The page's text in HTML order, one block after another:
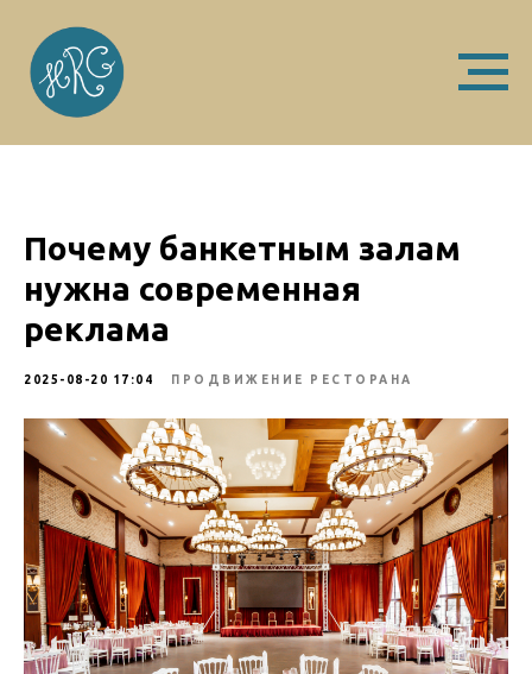
Почему банкетным залам
нужна современная
реклама
2025-08-20 17:04 ПРОДВИЖЕНИЕ РЕСТОРАНА